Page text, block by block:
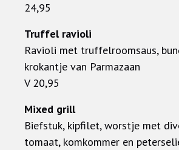
24,95
Truffel ravioli
Ravioli met truffelroomsaus,
krokantje van Parmazaan
V 20,95
Mixed grill
Biefstuk, kipfilet, worstje met
tomaat, komkommer en